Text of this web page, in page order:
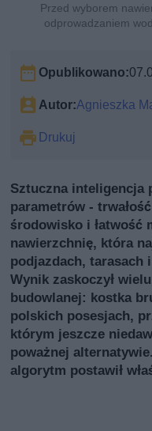
Przed wyborem
odprowadzaniem
Opublikowano:
Autor:Agnieszka
Drukuj
Sztuczna inteligencja
parametrów -
środowisko i łatwość
nawierzchnię, która
podjazdach, tarasach
Wynik zaskoczył
budowlanej: kostka
polskich posesjach,
którym jeszcze
poważnej
algorytm postawił